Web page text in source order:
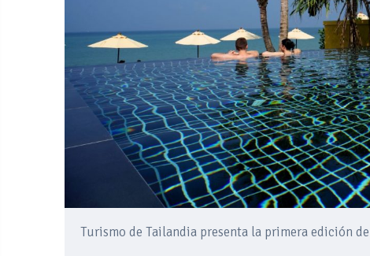
Turismo de Tailandia presenta la primera edición